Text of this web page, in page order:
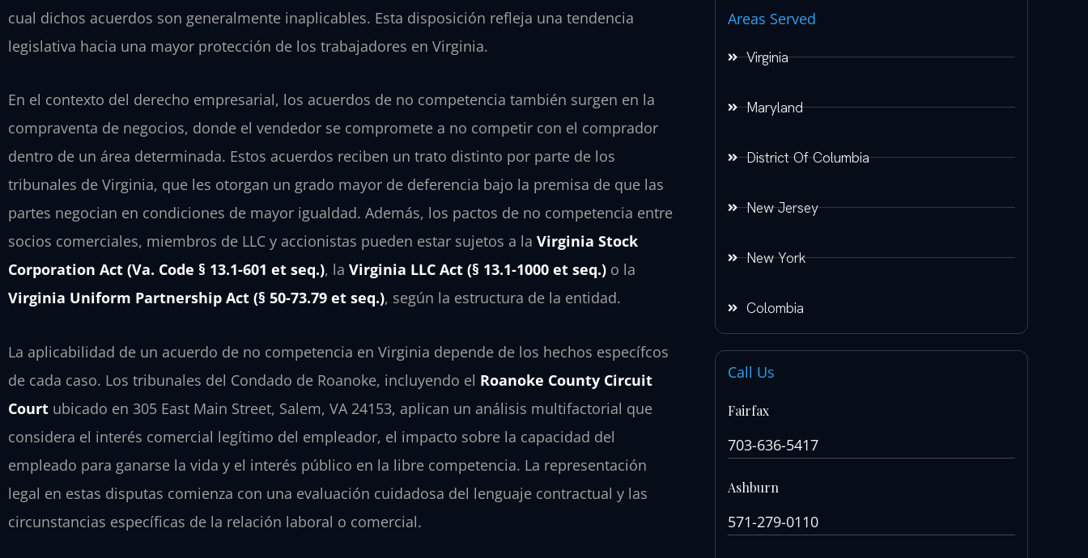
cual dichos acuerdos son generalmente inaplicables. Esta disposición refleja una tendencia
legislativa hacia una mayor protección de los trabajadores en Virginia.
En el contexto del derecho empresarial, los acuerdos de no competencia también surgen en la
compraventa de negocios, donde el vendedor se compromete a no competir con el comprador
dentro de un área determinada. Estos acuerdos reciben un trato distinto por parte de los
tribunales de Virginia, que les otorgan un grado mayor de deferencia bajo la premisa de que las
partes negocian en condiciones de mayor igualdad. Además, los pactos de no competencia entre
socios comerciales, miembros de LLC y accionistas pueden estar sujetos a la Virginia Stock
Corporation Act (Va. Code § 13.1-601 et seq.), la Virginia LLC Act (§ 13.1-1000 et seq.) o la
Virginia Uniform Partnership Act (§ 50-73.79 et seq.), según la estructura de la entidad.
La aplicabilidad de un acuerdo de no competencia en Virginia depende de los hechos específcos
de cada caso. Los tribunales del Condado de Roanoke, incluyendo el Roanoke County Circuit
Court ubicado en 305 East Main Street, Salem, VA 24153, aplican un análisis multifactorial que
considera el interés comercial legítimo del empleador, el impacto sobre la capacidad del
empleado para ganarse la vida y el interés público en la libre competencia. La representación
legal en estas disputas comienza con una evaluación cuidadosa del lenguaje contractual y las
circunstancias específicas de la relación laboral o comercial.
Areas Served
Virginia
Maryland
District Of Columbia
New Jersey
New York
Colombia
Call Us
Fairfax
703-636-5417
Ashburn
571-279-0110